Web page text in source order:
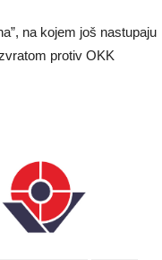
na kojem još nastupaju
protiv OKK